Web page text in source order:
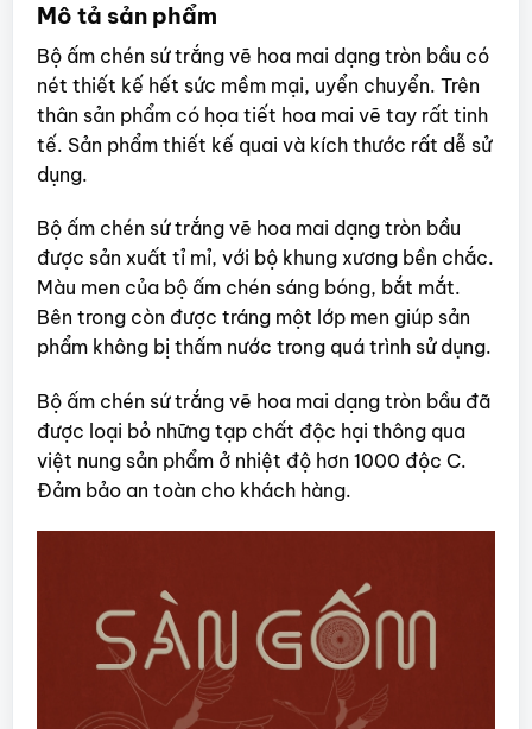
Mô tả sản phẩm
Bộ ấm chén sứ trắng vẽ hoa mai dạng tròn bầu có
nét thiết kế hết sức mềm mại, uyển chuyển. Trên
thân sản phẩm có họa tiết hoa mai vẽ tay rất tinh
tế. Sản phẩm thiết kế quai và kích thước rất dễ sử
dụng.
Bộ ấm chén sứ trắng vẽ hoa mai dạng tròn bầu
được sản xuất tỉ mỉ, với bộ khung xương bền chắc.
Màu men của bộ ấm chén sáng bóng, bắt mắt.
Bên trong còn được tráng một lớp men giúp sản
phẩm không bị thấm nước trong quá trình sử dụng.
Bộ ấm chén sứ trắng vẽ hoa mai dạng tròn bầu đã
được loại bỏ những tạp chất độc hại thông qua
việt nung sản phẩm ở nhiệt độ hơn 1000 độc C.
Đảm bảo an toàn cho khách hàng.